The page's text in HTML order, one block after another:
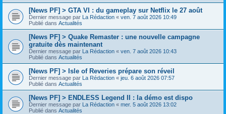
[News PF] > GTA VI : du gameplay sur Netflix le 27 août
Dernier message par La Rédaction « ven. 7 août 2026 10:49
Publié dans Actualités
[News PF] > Quake Remaster : une nouvelle campagne
gratuite dès maintenant
Dernier message par La Rédaction « ven. 7 août 2026 10:43
Publié dans Actualités
[News PF] > Isle of Reveries prépare son réveil
Dernier message par La Rédaction « jeu. 6 août 2026 07:57
Publié dans Actualités
[News PF] > ENDLESS Legend II : la démo est dispo
Dernier message par La Rédaction « mer. 5 août 2026 13:02
Publié dans Actualités